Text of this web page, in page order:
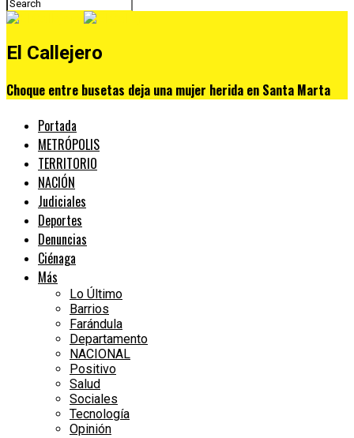
El Callejero
Choque entre busetas deja una mujer herida en Santa Marta
Portada
METRÓPOLIS
TERRITORIO
NACIÓN
Judiciales
Deportes
Denuncias
Ciénaga
Más
Lo Último
Barrios
Farándula
Departamento
NACIONAL
Positivo
Salud
Sociales
Tecnología
Opinión